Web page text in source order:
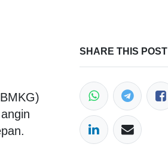
SHARE THIS POST